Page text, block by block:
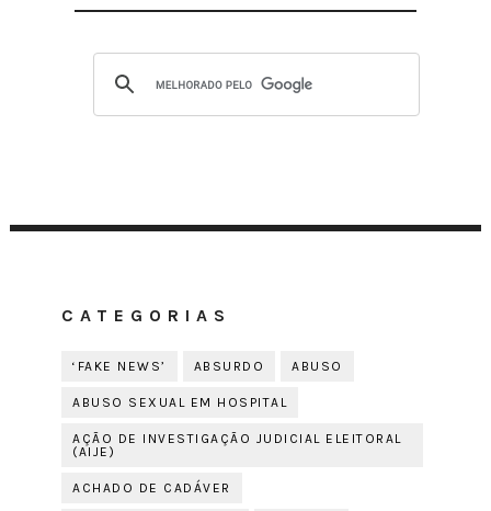
CATEGORIAS
‘FAKE NEWS’ ABSURDO ABUSO
ABUSO SEXUAL EM HOSPITAL
AÇÃO DE INVESTIGAÇÃO JUDICIAL ELEITORAL
(AIJE)
ACHADO DE CADÁVER